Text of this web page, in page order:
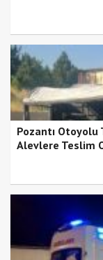
Pozantı Otoyolu
Alevlere Teslim